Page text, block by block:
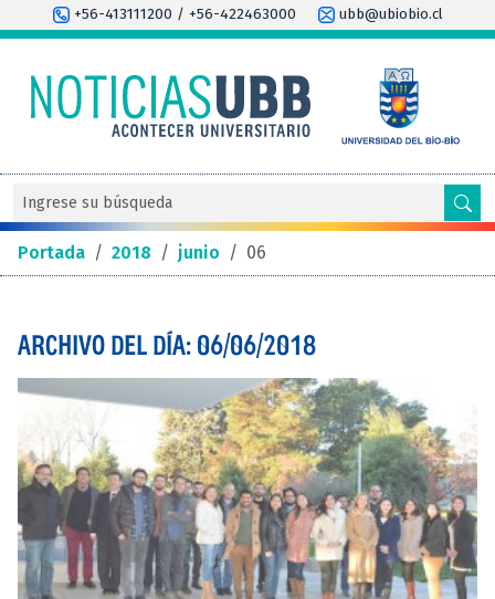
+56-413111200 / +56-422463000 ubb@ubiobio.cl
Portada / 2018 / junio / 06
ARCHIVO DEL DÍA: 06/06/2018